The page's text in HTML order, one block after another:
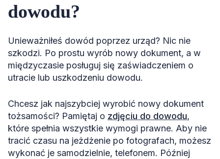
dowodu?
Unieważniłeś dowód poprzez urząd? Nic nie
szkodzi. Po prostu wyrób nowy dokument, a w
międzyczasie posługuj się zaświadczeniem o
utracie lub uszkodzeniu dowodu.
Chcesz jak najszybciej wyrobić nowy dokument
tożsamości? Pamiętaj o zdjęciu do dowodu,
które spełnia wszystkie wymogi prawne. Aby nie
tracić czasu na jeżdżenie po fotografach, możesz
wykonać je samodzielnie, telefonem. Później